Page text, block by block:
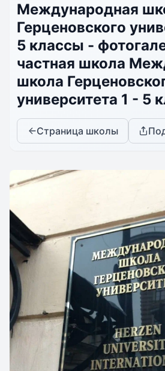
Международная
Герценовского
5 классы -
частная школа
школа
университета 1 - 5
Страница школы